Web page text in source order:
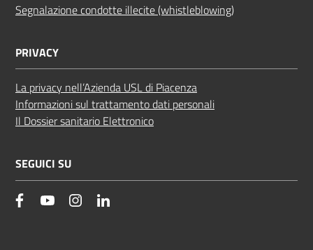
Segnalazione condotte illecite (whistleblowing)
PRIVACY
La privacy nell’Azienda USL di Piacenza
Informazioni sul trattamento dati personali
Il Dossier sanitario Elettronico
SEGUICI SU
facebookYouTube Instagram